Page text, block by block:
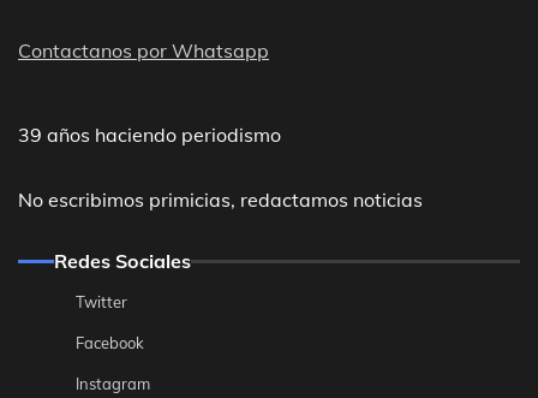
Contactanos por Whatsapp
39 años haciendo periodismo
No escribimos primicias, redactamos noticias
Redes Sociales
Twitter
Facebook
Instagram